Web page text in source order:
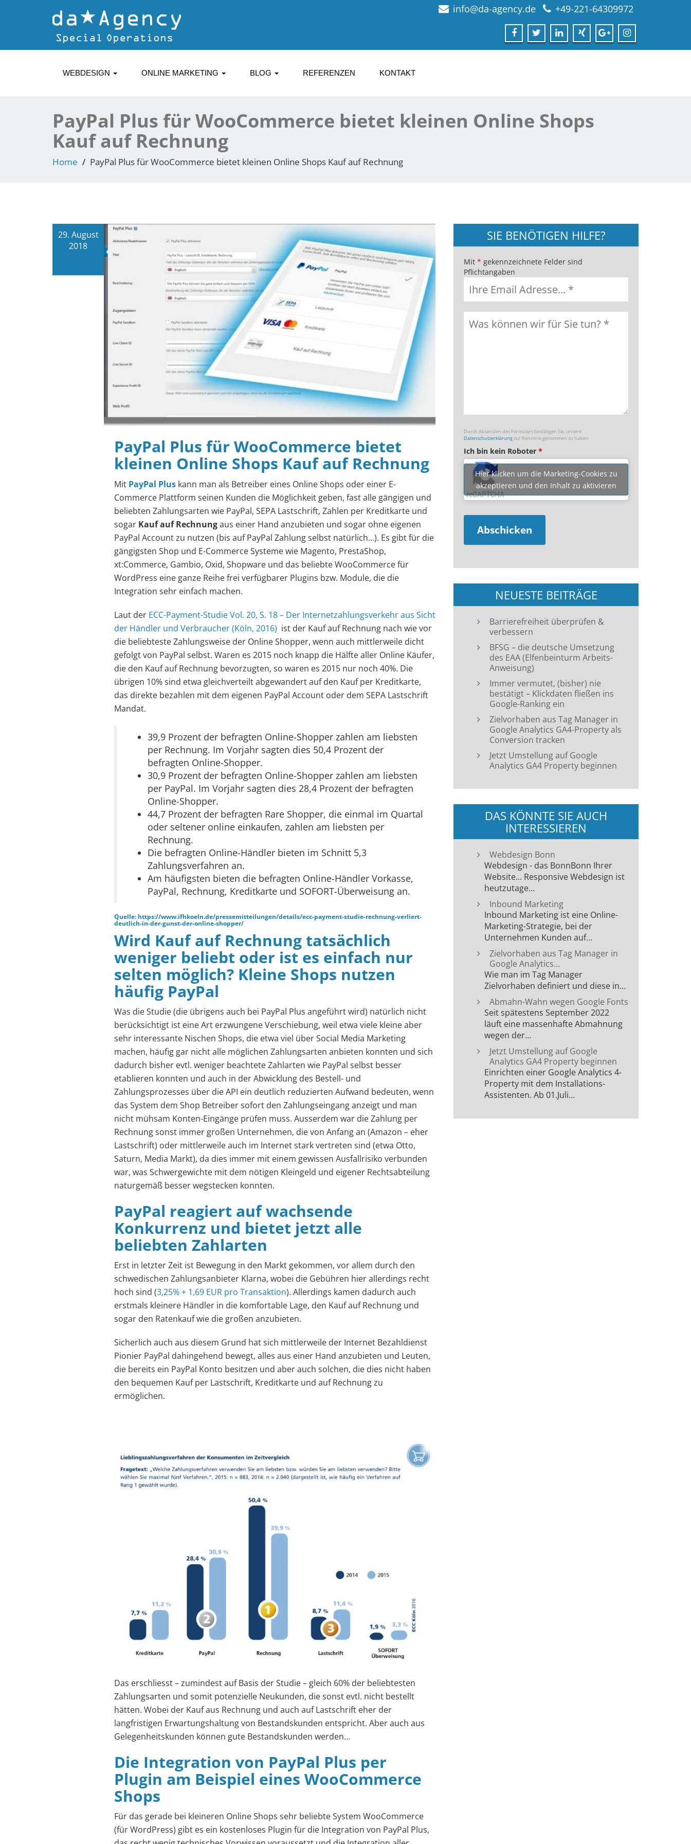
info@da-agency.de +49-221-64309972
WEBDESIGN ONLINE MARKETING BLOG REFERENZEN KONTAKT
PayPal Plus für WooCommerce bietet kleinen Online Shops
Kauf auf Rechnung
Home PayPal Plus für WooCommerce bietet kleinen Online Shops Kauf auf Rechnung
29. August
2018
PayPal Plus für WooCommerce bietet
kleinen Online Shops Kauf auf Rechnung
Mit PayPal Plus kann man als Betreiber eines Online Shops oder einer E-
Commerce Plattform seinen Kunden die Möglichkeit geben, fast alle gängigen und
beliebten Zahlungsarten wie PayPal, SEPA Lastschrift, Zahlen per Kreditkarte und
sogar Kauf auf Rechnungaus einer Hand anzubieten und sogar ohne eigenen
PayPal Account zu nutzen (bis auf PayPal Zahlung selbst natürlich…). Es gibt für die
gängigsten Shop und E-Commerce Systeme wie Magento, PrestaShop,
xt:Commerce, Gambio, Oxid, Shopware und das beliebte WooCommerce für
WordPress eine ganze Reihe frei verfügbarer Plugins bzw. Module, die die
Integration sehr einfach machen.
Laut der ECC-Payment-Studie Vol. 20, S. 18 – Der Internetzahlungsverkehr aus Sicht
der Händler und Verbraucher (Köln, 2016) ist der Kauf auf Rechnung nach wie vor
die beliebteste Zahlungsweise der Online Shopper, wenn auch mittlerweile dicht
gefolgt von PayPal selbst. Waren es 2015 noch knapp die Hälfte aller Online Käufer,
die den Kauf auf Rechnung bevorzugten, so waren es 2015 nur noch 40%. Die
übrigen 10% sind etwa gleichverteilt abgewandert auf den Kauf per Kreditkarte,
das direkte bezahlen mit dem eigenen PayPal Account oder dem SEPA Lastschrift
Mandat.
39,9 Prozent der befragten Online-Shopper zahlen am liebsten
per Rechnung. Im Vorjahr sagten dies 50,4 Prozent der
befragten Online-Shopper.
30,9 Prozent der befragten Online-Shopper zahlen am liebsten
per PayPal. Im Vorjahr sagten dies 28,4 Prozent der befragten
Online-Shopper.
44,7 Prozent der befragten Rare Shopper, die einmal im Quartal
oder seltener online einkaufen, zahlen am liebsten per
Rechnung.
Die befragten Online-Händler bieten im Schnitt 5,3
Zahlungsverfahren an.
Am häufigsten bieten die befragten Online-Händler Vorkasse,
PayPal, Rechnung, Kreditkarte und SOFORT-Überweisung an.
Quelle: https://www.ifhkoeln.de/pressemitteilungen/details/ecc-payment-studie-rechnung-verliert-
deutlich-in-der-gunst-der-online-shopper/
Wird Kauf auf Rechnung tatsächlich
weniger beliebt oder ist es einfach nur
selten möglich? Kleine Shops nutzen
häufig PayPal
Was die Studie (die übrigens auch bei PayPal Plus angeführt wird) natürlich nicht
berücksichtigt ist eine Art erzwungene Verschiebung, weil etwa viele kleine aber
sehr interessante Nischen Shops, die etwa viel über Social Media Marketing
machen, häufig gar nicht alle möglichen Zahlungsarten anbieten konnten und sich
dadurch bisher evtl. weniger beachtete Zahlarten wie PayPal selbst besser
etablieren konnten und auch in der Abwicklung des Bestell- und
Zahlungsprozesses über die API ein deutlich reduzierten Aufwand bedeuten, wenn
das System dem Shop Betreiber sofort den Zahlungseingang anzeigt und man
nicht mühsam Konten-Eingänge prüfen muss. Ausserdem war die Zahlung per
Rechnung sonst immer großen Unternehmen, die von Anfang an (Amazon – eher
Lastschrift) oder mittlerweile auch im Internet stark vertreten sind (etwa Otto,
Saturn, Media Markt), da dies immer mit einem gewissen Ausfallrisiko verbunden
war, was Schwergewichte mit dem nötigen Kleingeld und eigener Rechtsabteilung
naturgemäß besser wegstecken konnten.
PayPal reagiert auf wachsende
Konkurrenz und bietet jetzt alle
beliebten Zahlarten
Erst in letzter Zeit ist Bewegung in den Markt gekommen, vor allem durch den
schwedischen Zahlungsanbieter Klarna, wobei die Gebühren hier allerdings recht
hoch sind (3,25% + 1,69 EUR pro Transaktion). Allerdings kamen dadurch auch
erstmals kleinere Händler in die komfortable Lage, den Kauf auf Rechnung und
sogar den Ratenkauf wie die großen anzubieten.
Sicherlich auch aus diesem Grund hat sich mittlerweile der Internet Bezahldienst
Pionier PayPal dahingehend bewegt, alles aus einer Hand anzubieten und Leuten,
die bereits ein PayPal Konto besitzen und aber auch solchen, die dies nicht haben
den bequemen Kauf per Lastschrift, Kreditkarte und auf Rechnung zu
ermöglichen.
Das erschliesst – zumindest auf Basis der Studie – gleich 60% der beliebtesten
Zahlungsarten und somit potenzielle Neukunden, die sonst evtl. nicht bestellt
hätten. Wobei der Kauf aus Rechnung und auch auf Lastschrift eher der
langfristigen Erwartungshaltung von Bestandskunden entspricht. Aber auch aus
Gelegenheitskunden können gute Bestandskunden werden…
Die Integration von PayPal Plus per
Plugin am Beispiel eines WooCommerce
Shops
Für das gerade bei kleineren Online Shops sehr beliebte System WooCommerce
(für WordPress) gibt es ein kostenloses Plugin für die Integration von PayPal Plus,
SIE BENÖTIGEN HILFE?
Mit * gekennzeichnete Felder sind
Pflichtangaben
Durch Absenden des Formulars bestätigen Sie, unsere
Datenschutzerklärungzur Kenntnis genommen zu haben
Ich bin kein Roboter *
Hier klicken um die Marketing-Cookies zu
akzeptieren und den Inhalt zu aktivieren
NEUESTE BEITRÄGE
Barrierefreiheit überprüfen &
verbessern
BFSG – die deutsche Umsetzung
des EAA (Elfenbeinturm Arbeits-
Anweisung)
Immer vermutet, (bisher) nie
bestätigt – Klickdaten fließen ins
Google-Ranking ein
Zielvorhaben aus Tag Manager in
Google Analytics GA4-Property als
Conversion tracken
Jetzt Umstellung auf Google
Analytics GA4 Property beginnen
DAS KÖNNTE SIE AUCH
INTERESSIEREN
Webdesign Bonn
Webdesign - das BonnBonn Ihrer
Website... Responsive Webdesign ist
heutzutage…
Inbound Marketing
Inbound Marketing ist eine Online-
Marketing-Strategie, bei der
Unternehmen Kunden auf…
Zielvorhaben aus Tag Manager in
Google Analytics…
Wie man im Tag Manager
Zielvorhaben definiert und diese in…
Abmahn-Wahn wegen Google Fonts
Seit spätestens September 2022
läuft eine massenhafte Abmahnung
wegen der…
Jetzt Umstellung auf Google
Analytics GA4 Property beginnen
Einrichten einer Google Analytics 4-
Property mit dem Installations-
Assistenten. Ab 01.Juli…